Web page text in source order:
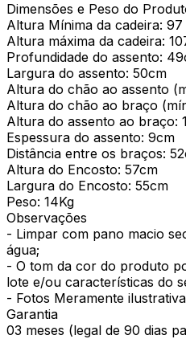
Dimensões e Peso do
Altura Mínima da cadeira:
Altura máxima da cadeira:
Profundidade do assento:
Largura do assento: 50cm
Altura do chão ao assento
Altura do chão ao braço
Altura do assento ao braço:
Espessura do assento: 9cm
Distância entre os braços:
Altura do Encosto: 57cm
Largura do Encosto: 55cm
Peso: 14Kg
Observações
- Limpar com pano macio
água;
- O tom da cor do produto
lote e/ou características do
- Fotos Meramente
Garantia
03 meses (legal de 90 dias